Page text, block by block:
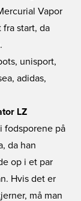
Vapor
fra start, da
LZ
fodsporene på
da han
op i et par
Hvis det er
må man